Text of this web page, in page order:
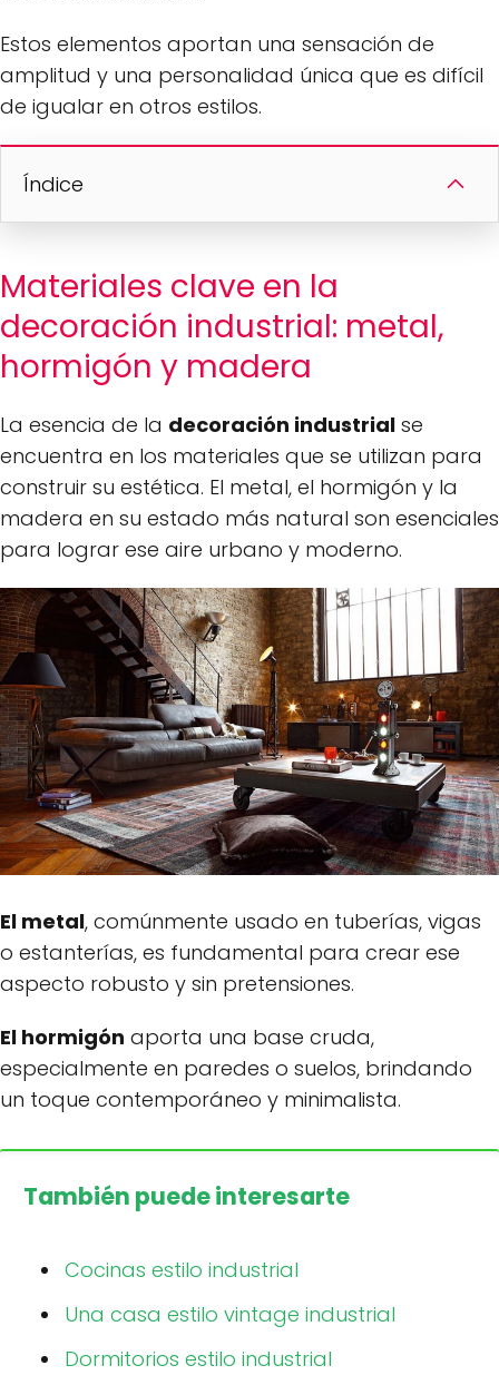
Estos elementos aportan una sensación de
amplitud y una personalidad única que es difícil
de igualar en otros estilos.
Índice
Materiales clave en la
decoración industrial: metal,
hormigón y madera
La esencia de la decoración industrial se
encuentra en los materiales que se utilizan para
construir su estética. El metal, el hormigón y la
madera en su estado más natural son esenciales
para lograr ese aire urbano y moderno.
El metal, comúnmente usado en tuberías, vigas
o estanterías, es fundamental para crear ese
aspecto robusto y sin pretensiones.
El hormigón aporta una base cruda,
especialmente en paredes o suelos, brindando
un toque contemporáneo y minimalista.
También puede interesarte
Cocinas estilo industrial
Una casa estilo vintage industrial
Dormitorios estilo industrial